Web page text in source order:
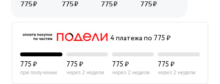
4 платежа по 775 ₽
775 ₽
при получении
775 ₽
через 2 недели
775 ₽
через 2 недели
775 ₽
через 2 недели